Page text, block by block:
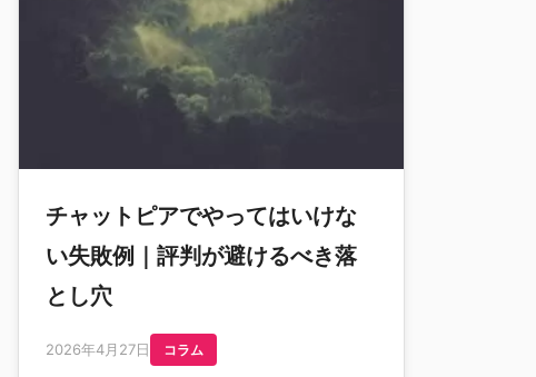
チャットピアでやってはいけな
い失敗例｜評判が避けるべき落
とし穴
2026年4月27日 コラム